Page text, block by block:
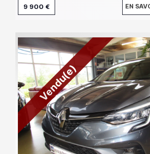
9 900 € EN
Vendu(e)